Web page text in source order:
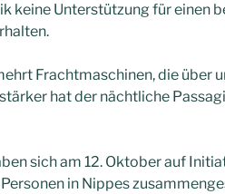
keine Unterstützung für einen
Frachtmaschinen, die über
hat der nächtliche
sich am 12. Oktober auf
in Nippes